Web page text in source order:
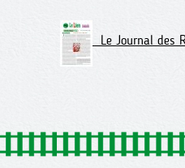
Le Journal des